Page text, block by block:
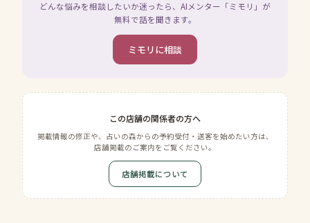
どんな悩みを相談したいか迷ったら、AIメンター「ミモリ」が
無料で話を聞きます。
ミモリに相談
この店舗の関係者の方へ
掲載情報の修正や、占いの森からの予約受付・送客を始めたい方は、
店舗掲載のご案内をご覧ください。
店舗掲載について